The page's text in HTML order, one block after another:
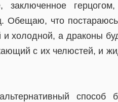
Обещаю, что
холодной, а драконы
с их челюстей, и
способ